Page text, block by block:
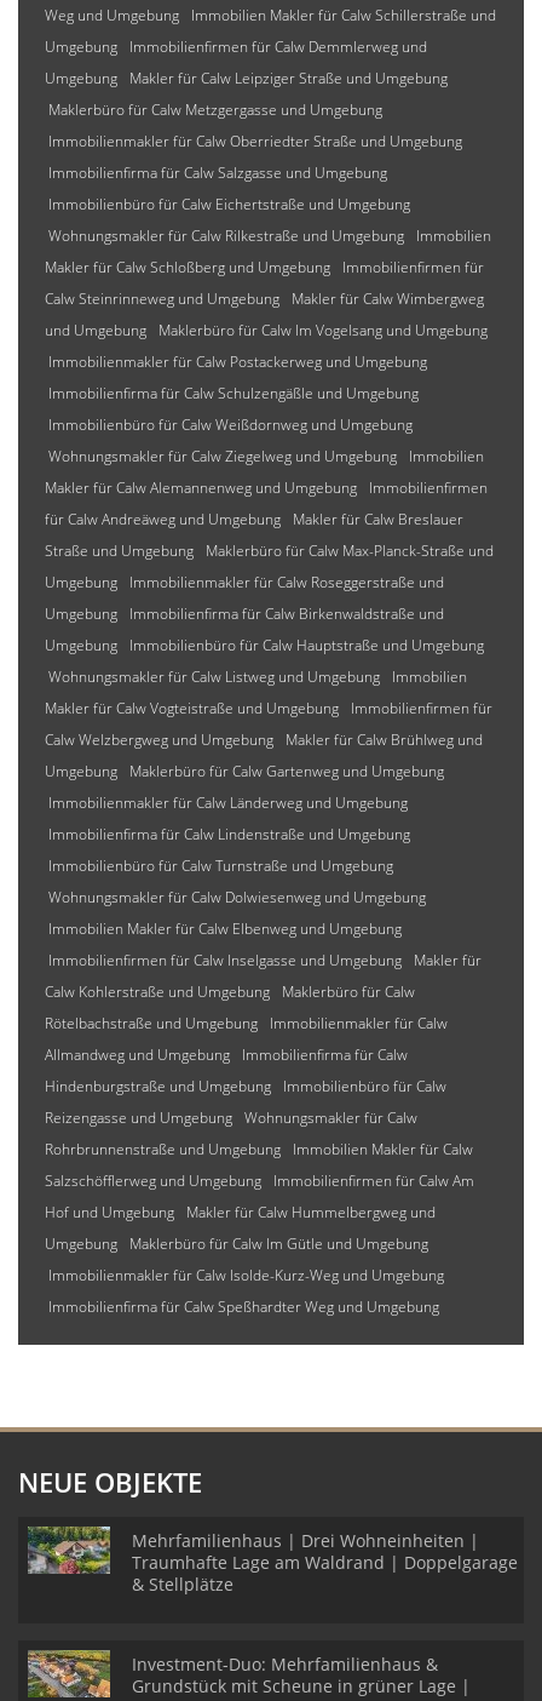
Weg und Umgebung
Immobilien Makler für Calw Schillerstraße und
Umgebung
Immobilienfirmen für Calw Demmlerweg und
Umgebung
Makler für Calw Leipziger Straße und Umgebung
Maklerbüro für Calw Metzgergasse und Umgebung
Immobilienmakler für Calw Oberriedter Straße und Umgebung
Immobilienfirma für Calw Salzgasse und Umgebung
Immobilienbüro für Calw Eichertstraße und Umgebung
Wohnungsmakler für Calw Rilkestraße und Umgebung
Immobilien
Makler für Calw Schloßberg und Umgebung
Immobilienfirmen für
Calw Steinrinneweg und Umgebung
Makler für Calw Wimbergweg
und Umgebung
Maklerbüro für Calw Im Vogelsang und Umgebung
Immobilienmakler für Calw Postackerweg und Umgebung
Immobilienfirma für Calw Schulzengäßle und Umgebung
Immobilienbüro für Calw Weißdornweg und Umgebung
Wohnungsmakler für Calw Ziegelweg und Umgebung
Immobilien
Makler für Calw Alemannenweg und Umgebung
Immobilienfirmen
für Calw Andreäweg und Umgebung
Makler für Calw Breslauer
Straße und Umgebung
Maklerbüro für Calw Max-Planck-Straße und
Umgebung
Immobilienmakler für Calw Roseggerstraße und
Umgebung
Immobilienfirma für Calw Birkenwaldstraße und
Umgebung
Immobilienbüro für Calw Hauptstraße und Umgebung
Wohnungsmakler für Calw Listweg und Umgebung
Immobilien
Makler für Calw Vogteistraße und Umgebung
Immobilienfirmen für
Calw Welzbergweg und Umgebung
Makler für Calw Brühlweg und
Umgebung
Maklerbüro für Calw Gartenweg und Umgebung
Immobilienmakler für Calw Länderweg und Umgebung
Immobilienfirma für Calw Lindenstraße und Umgebung
Immobilienbüro für Calw Turnstraße und Umgebung
Wohnungsmakler für Calw Dolwiesenweg und Umgebung
Immobilien Makler für Calw Elbenweg und Umgebung
Immobilienfirmen für Calw Inselgasse und Umgebung
Makler für
Calw Kohlerstraße und Umgebung
Maklerbüro für Calw
Rötelbachstraße und Umgebung
Immobilienmakler für Calw
Allmandweg und Umgebung
Immobilienfirma für Calw
Hindenburgstraße und Umgebung
Immobilienbüro für Calw
Reizengasse und Umgebung Wohnungsmakler für Calw
Rohrbrunnenstraße und Umgebung
Immobilien Makler für Calw
Salzschöfflerweg und Umgebung
Immobilienfirmen für Calw Am
Hof und Umgebung
Makler für Calw Hummelbergweg und
Umgebung
Maklerbüro für Calw Im Gütle und Umgebung
Immobilienmakler für Calw Isolde-Kurz-Weg und Umgebung
Immobilienfirma für Calw Speßhardter Weg und Umgebung
NEUE OBJEKTE
Mehrfamilienhaus | Drei Wohneinheiten |
Traumhafte Lage am Waldrand | Doppelgarage
& Stellplätze
Investment-Duo: Mehrfamilienhaus &
Grundstück mit Scheune in grüner Lage |